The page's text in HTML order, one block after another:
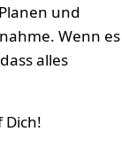
und
Wenn es
alles
Dich!